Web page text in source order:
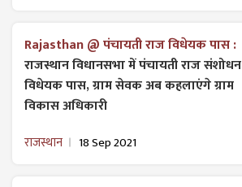
Rajasthan @ पंचायती राज विधेयक पास :
राजस्थान विधानसभा में पंचायती राज ​संशोधन
विधेयक पास, ग्राम सेवक अब कहलाएंगे ग्राम
विकास अधिकारी
राजस्थान 18 Sep 2021